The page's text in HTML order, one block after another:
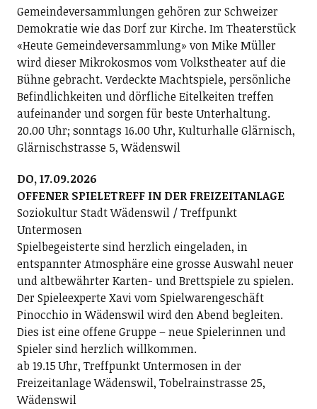
Gemeindeversammlungen gehören zur Schweizer
Demokratie wie das Dorf zur Kirche. Im Theaterstück
«Heute Gemeindeversammlung» von Mike Müller
wird dieser Mikrokosmos vom Volkstheater auf die
Bühne gebracht. Verdeckte Machtspiele, persönliche
Befindlichkeiten und dörfliche Eitelkeiten treffen
aufeinander und sorgen für beste Unterhaltung.
20.00 Uhr; sonntags 16.00 Uhr, Kulturhalle Glärnisch,
Glärnischstrasse 5, Wädenswil
DO, 17.09.2026
OFFENER SPIELETREFF IN DER FREIZEITANLAGE
Soziokultur Stadt Wädenswil / Treffpunkt
Untermosen
Spielbegeisterte sind herzlich eingeladen, in
entspannter Atmosphäre eine grosse Auswahl neuer
und altbewährter Karten- und Brettspiele zu spielen.
Der Spieleexperte Xavi vom Spielwarengeschäft
Pinocchio in Wädenswil wird den Abend begleiten.
Dies ist eine offene Gruppe – neue Spielerinnen und
Spieler sind herzlich willkommen.
ab 19.15 Uhr, Treffpunkt Untermosen in der
Freizeitanlage Wädenswil, Tobelrainstrasse 25,
Wädenswil